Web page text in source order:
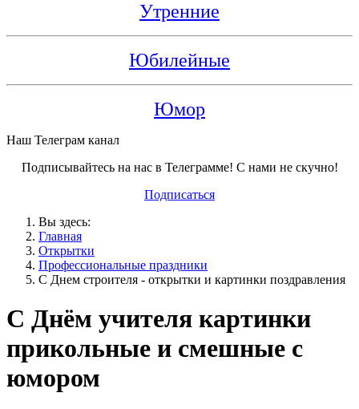
Утренние
Юбилейные
Юмор
Наш Телеграм канал
Подписывайтесь на нас в Телеграмме! С нами не скучно!
Подписаться
Вы здесь:
Главная
Открытки
Профессиональные праздники
С Днем строителя - открытки и картинки поздравления
С Днём учителя картинки
прикольные и смешные с
юмором